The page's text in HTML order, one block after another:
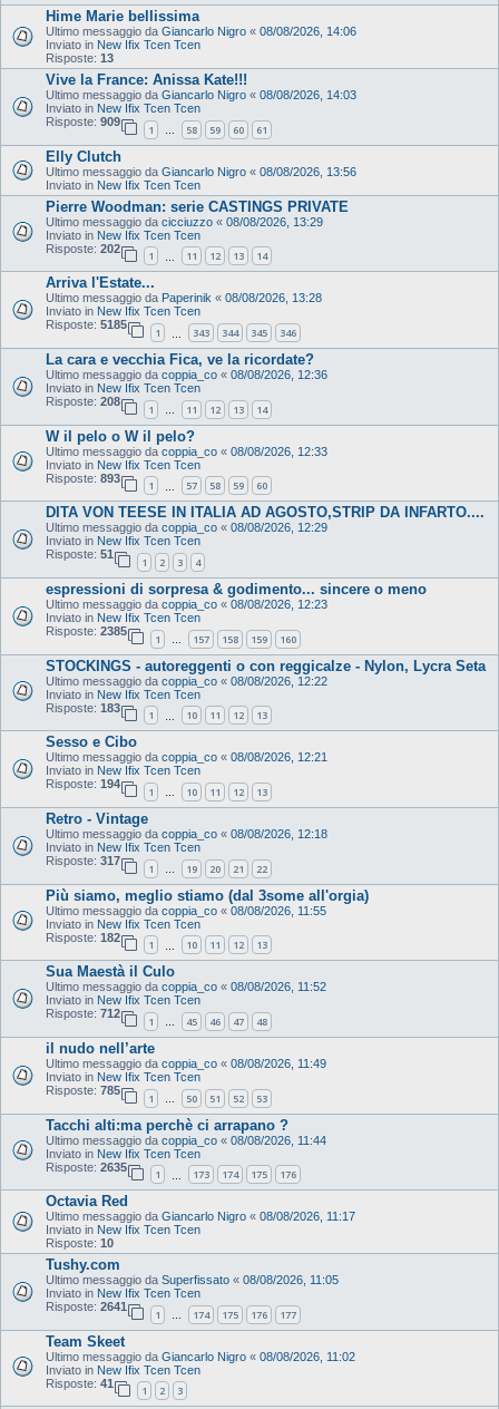
Hime Marie bellissima
Ultimo messaggio da Giancarlo Nigro « 08/08/2026, 14:06
Inviato in New Ifix Tcen Tcen
Risposte: 13
Vive la France: Anissa Kate!!!
Ultimo messaggio da Giancarlo Nigro « 08/08/2026, 14:03
Inviato in New Ifix Tcen Tcen
Risposte: 909
1 … 58 59 60 61
Elly Clutch
Ultimo messaggio da Giancarlo Nigro « 08/08/2026, 13:56
Inviato in New Ifix Tcen Tcen
Pierre Woodman: serie CASTINGS PRIVATE
Ultimo messaggio da cicciuzzo « 08/08/2026, 13:29
Inviato in New Ifix Tcen Tcen
Risposte: 202
1 11 12 13 14
Arriva l'Estate...
Ultimo messaggio da Paperinik « 08/08/2026, 13:28
Inviato in New Ifix Tcen Tcen
Risposte: 5185
1 343 344 345 346
La cara e vecchia Fica, ve la ricordate?
Ultimo messaggio da coppia_co « 08/08/2026, 12:36
Inviato in New Ifix Tcen Tcen
Risposte: 208
1 … 11 12 13 14
W il pelo o W il pelo?
Ultimo messaggio da coppia_co « 08/08/2026, 12:33
Inviato in New Ifix Tcen Tcen
Risposte: 893
1 57 58 59 60
DITA VON TEESE IN ITALIA AD AGOSTO,STRIP DA INFARTO....
Ultimo messaggio da coppia_co « 08/08/2026, 12:29
Inviato in New Ifix Tcen Tcen
Risposte: 51
1 2 3 4
espressioni di sorpresa & godimento... sincere o meno
Ultimo messaggio da coppia_co « 08/08/2026, 12:23
Inviato in New Ifix Tcen Tcen
Risposte: 2385
1 … 157 158 159 160
STOCKINGS - autoreggenti o con reggicalze - Nylon, Lycra Seta
Ultimo messaggio da coppia_co « 08/08/2026, 12:22
Inviato in New Ifix Tcen Tcen
Risposte: 183
1 10 11 12 13
Sesso e Cibo
Ultimo messaggio da coppia_co « 08/08/2026, 12:21
Inviato in New Ifix Tcen Tcen
Risposte: 194
1 … 10 11 12 13
Retro - Vintage
Ultimo messaggio da coppia_co « 08/08/2026, 12:18
Inviato in New Ifix Tcen Tcen
Risposte: 317
1 … 19 20 21 22
Più siamo, meglio stiamo (dal 3some all'orgia)
Ultimo messaggio da coppia_co « 08/08/2026, 11:55
Inviato in New Ifix Tcen Tcen
Risposte: 182
1 10 11 12 13
Sua Maestà il Culo
Ultimo messaggio da coppia_co « 08/08/2026, 11:52
Inviato in New Ifix Tcen Tcen
Risposte: 712
1 … 45 46 47 48
il nudo nell’arte
Ultimo messaggio da coppia_co « 08/08/2026, 11:49
Inviato in New Ifix Tcen Tcen
Risposte: 785
1 50 51 52 53
Tacchi alti:ma perchè ci arrapano ?
Ultimo messaggio da coppia_co « 08/08/2026, 11:44
Inviato in New Ifix Tcen Tcen
Risposte: 2635
1 173 174 175 176
Octavia Red
Ultimo messaggio da Giancarlo Nigro « 08/08/2026, 11:17
Inviato in New Ifix Tcen Tcen
Risposte: 10
Tushy.com
Ultimo messaggio da Superfissato « 08/08/2026, 11:05
Inviato in New Ifix Tcen Tcen
Risposte: 2641
1 … 174 175 176 177
Team Skeet
Ultimo messaggio da Giancarlo Nigro « 08/08/2026, 11:02
Inviato in New Ifix Tcen Tcen
Risposte: 41
1 2 3